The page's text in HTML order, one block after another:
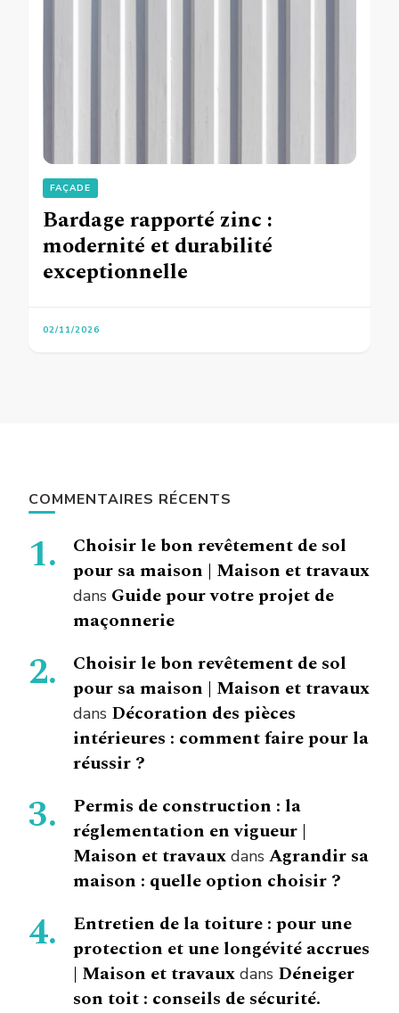
FAÇADE
Bardage rapporté zinc :
modernité et durabilité
exceptionnelle
02/11/2026
COMMENTAIRES RÉCENTS
Choisir le bon revêtement de sol
pour sa maison | Maison et travaux
dans Guide pour votre projet de
maçonnerie
Choisir le bon revêtement de sol
pour sa maison | Maison et travaux
dans Décoration des pièces
intérieures : comment faire pour la
réussir ?
Permis de construction : la
réglementation en vigueur |
Maison et travaux dans Agrandir sa
maison : quelle option choisir ?
Entretien de la toiture : pour une
protection et une longévité accrues
| Maison et travaux dans Déneiger
son toit : conseils de sécurité.